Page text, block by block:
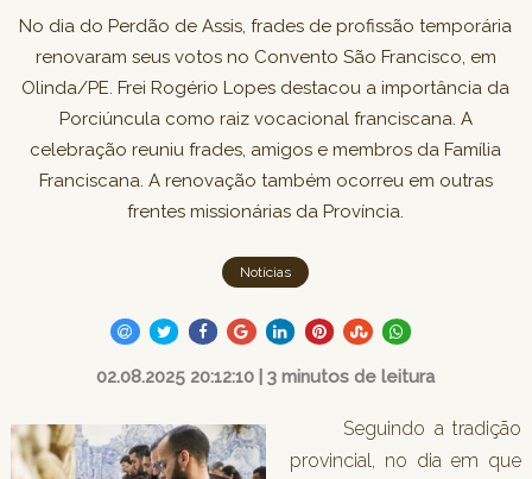
No dia do Perdão de Assis, frades de profissão temporária
renovaram seus votos no Convento São Francisco, em
Olinda/PE. Frei Rogério Lopes destacou a importância da
Porciúncula como raiz vocacional franciscana. A
celebração reuniu frades, amigos e membros da Família
Franciscana. A renovação também ocorreu em outras
frentes missionárias da Província.
Notícias
02.08.2025 20:12:10 | 3 minutos de leitura
Seguindo a tradição
provincial, no dia em que